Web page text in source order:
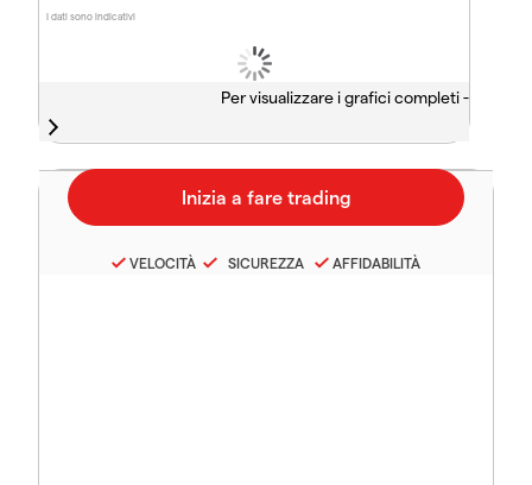
I dati sono indicativi
Per visualizzare i grafici completi -
VELOCITÀ SICUREZZA AFFIDABILITÀ